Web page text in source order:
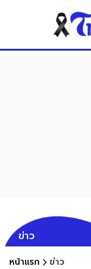
ข่าว
หน้าแรก ข่าว